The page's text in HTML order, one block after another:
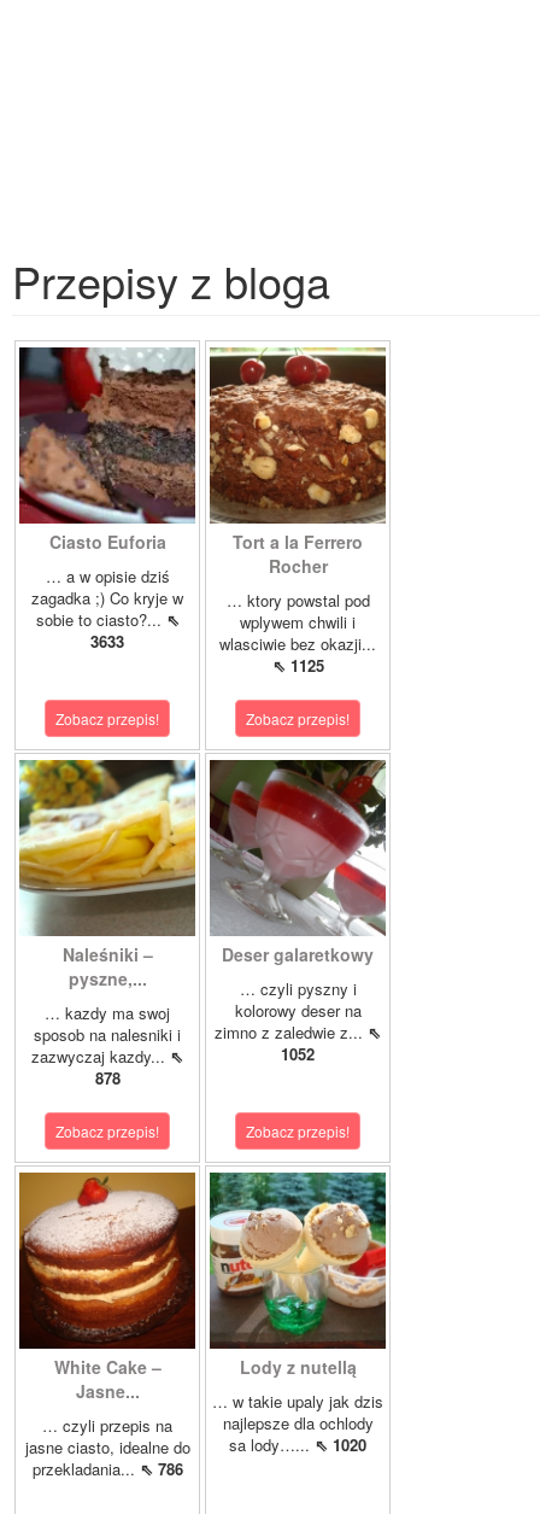
Przepisy z bloga
Ciasto Euforia
… a w opisie dziś
zagadka ;) Co kryje w
sobie to ciasto?... ⇖
3633
Zobacz przepis!
Tort a la Ferrero
Rocher
… ktory powstal pod
wplywem chwili i
wlasciwie bez okazji...
⇖ 1125
Zobacz przepis!
Naleśniki –
pyszne,...
… kazdy ma swoj
sposob na nalesniki i
zazwyczaj kazdy... ⇖
878
Zobacz przepis!
Deser galaretkowy
… czyli pyszny i
kolorowy deser na
zimno z zaledwie z... ⇖
1052
Zobacz przepis!
White Cake –
Jasne...
… czyli przepis na
jasne ciasto, idealne do
przekladania... ⇖ 786
Lody z nutellą
… w takie upaly jak dzis
najlepsze dla ochlody
sa lody…... ⇖ 1020